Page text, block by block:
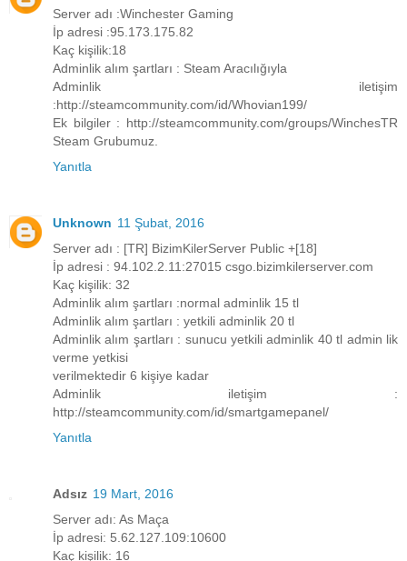
Server adı :Winchester Gaming
İp adresi :95.173.175.82
Kaç kişilik:18
Adminlik alım şartları : Steam Aracılığıyla
Adminlik iletişim
:http://steamcommunity.com/id/Whovian199/
Ek bilgiler : http://steamcommunity.com/groups/WinchesTR
Steam Grubumuz.
Yanıtla
Unknown 11 Şubat, 2016
Server adı : [TR] BizimKilerServer Public +[18]
İp adresi : 94.102.2.11:27015 csgo.bizimkilerserver.com
Kaç kişilik: 32
Adminlik alım şartları :normal adminlik 15 tl
Adminlik alım şartları : yetkili adminlik 20 tl
Adminlik alım şartları : sunucu yetkili adminlik 40 tl admin lik
verme yetkisi
verilmektedir 6 kişiye kadar
Adminlik iletişim :
http://steamcommunity.com/id/smartgamepanel/
Yanıtla
Adsız 19 Mart, 2016
Server adı: As Maça
İp adresi: 5.62.127.109:10600
Kaç kişilik: 16